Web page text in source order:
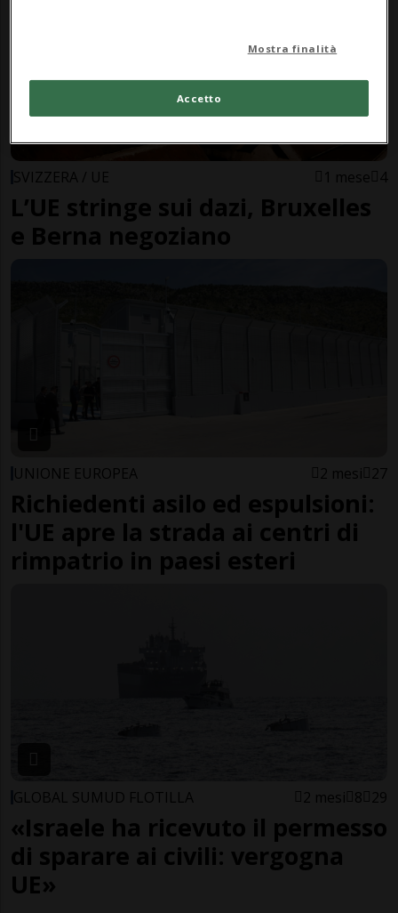
SVIZZERA / UE 1 mese 4
L’UE stringe sui dazi, Bruxelles
e Berna negoziano
UNIONE EUROPEA 2 mesi 27
Richiedenti asilo ed espulsioni:
l'UE apre la strada ai centri di
rimpatrio in paesi esteri
GLOBAL SUMUD FLOTILLA 2 mesi 8 29
«Israele ha ricevuto il permesso
di sparare ai civili: vergogna
UE»
Mostra finalità
Accetto